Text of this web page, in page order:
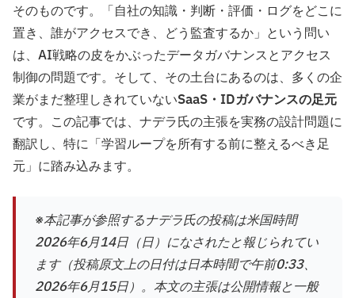
そのものです。「自社の知識・判断・評価・ログをどこに
置き、誰がアクセスでき、どう監査するか」という問い
は、AI戦略の皮をかぶったデータガバナンスとアクセス
制御の問題です。そして、その土台にあるのは、多くの企
業がまだ整理しきれていないSaaS・IDガバナンスの足元
です。この記事では、ナデラ氏の主張を実務の設計問題に
翻訳し、特に「学習ループを所有する前に整えるべき足
元」に踏み込みます。
※本記事が参照するナデラ氏の投稿は米国時間
2026年6月14日（日）になされたと報じられてい
ます（投稿原文上の日付は日本時間で午前0:33、
2026年6月15日）。本文の主張は公開情報と一般